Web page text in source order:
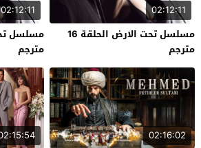
02:12:11
مسلسل تحت الارض الحلقة 16
مترجم
02:12:11
مترجم
02:16:02